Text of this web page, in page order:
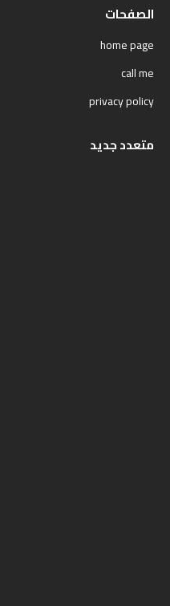
الصفحات
home page
call me
privacy policy
متعدد جديد